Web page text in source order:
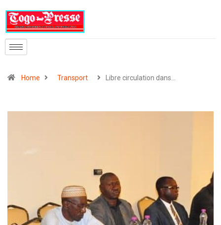
Home Transport Libre circulation dans…